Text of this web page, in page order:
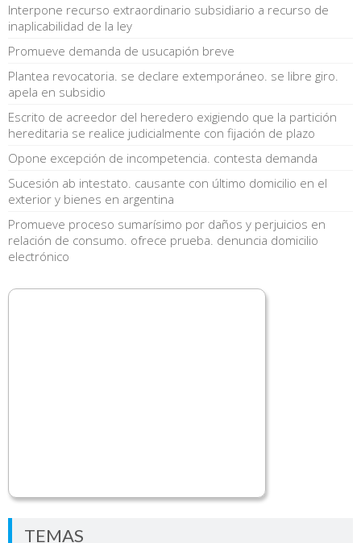
Interpone recurso extraordinario subsidiario a recurso de
inaplicabilidad de la ley
Promueve demanda de usucapión breve
Plantea revocatoria. se declare extemporáneo. se libre giro.
apela en subsidio
Escrito de acreedor del heredero exigiendo que la partición
hereditaria se realice judicialmente con fijación de plazo
Opone excepción de incompetencia. contesta demanda
Sucesión ab intestato. causante con último domicilio en el
exterior y bienes en argentina
Promueve proceso sumarísimo por daños y perjuicios en
relación de consumo. ofrece prueba. denuncia domicilio
electrónico
TEMAS